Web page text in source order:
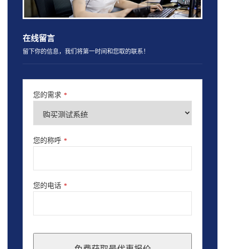
在线留言
留下你的信息，我们将第一时间和您取的联系！
您的需求 *
您的称呼 *
您的电话 *